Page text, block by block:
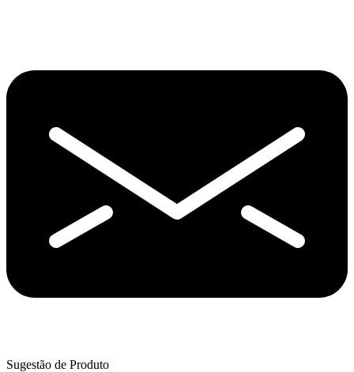
Sugestão de Produto